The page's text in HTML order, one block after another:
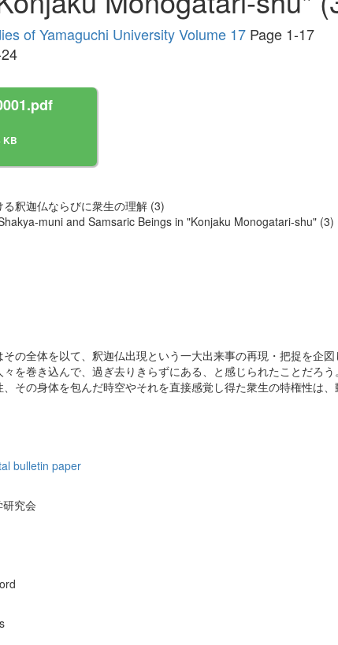
of Yamaguchi University Volume 17 Page 1-17
KB
る釈迦仏ならびに衆生の理解 (3)
muni and Samsaric Beings in "Konjaku Monogatari-shu" (3)
その全体を以て、釈迦仏出現という一大出来事の再現・把捉を企
を巻き込んで、過ぎ去りきらずにある、と感じられたことだろ
その身体を包んだ時空やそれを直接感覚し得た衆生の特権性は
bulletin paper
究会